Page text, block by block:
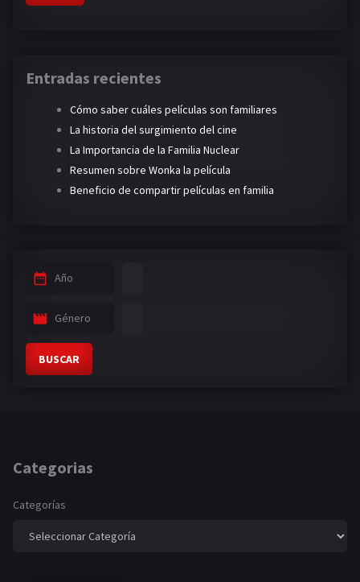
Entradas recientes
Cómo saber cuáles películas son familiares
La historia del surgimiento del cine
La Importancia de la Familia Nuclear
Resumen sobre Wonka la película
Beneficio de compartir películas en familia
Año
Género
BUSCAR
Categorias
Categorías